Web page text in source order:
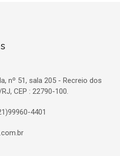
nº 51, sala 205 - Recreio dos
CEP : 22790-100.
4401